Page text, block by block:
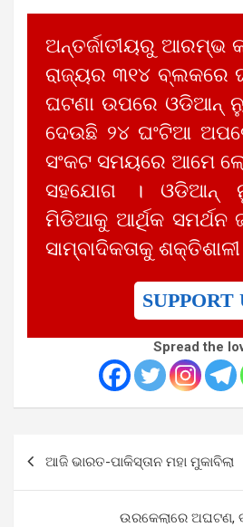
ଅନ୍ତର୍ଜାତୀୟରୁ ଆରମ୍ଭ
ରାଜ୍ୟର ୩୧୪ ବ୍ଲକରେ
ଘଟଣା ଉପରେ ଓଡିଆନ୍
ଦେଉଛି ୨୪ ଘଂଟିଆ
ସଂକଟ ସମୟରେ ଆମେ
ସହଯୋଗ । ଓଡିଆନ୍
ମିଡିଆକୁ ଆର୍ଥିକ ସମର୍ଥନ
ସାମ୍ବାଦିକତାକୁ
SUPPORT
Spread the
ଆଜି ଭାରତ-ପାକିସ୍ତାନ ମହା ମୁକାବିଲା
ଉରକେଲାରେ ଅଘଟଣ,